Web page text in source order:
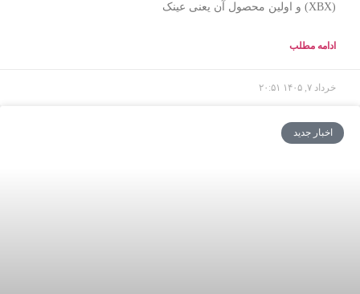
(XBX) و اولین محصول آن یعنی عینک
ادامه مطلب
خرداد ۷, ۱۴۰۵ ۲۰:۵۱
اخبار جدید